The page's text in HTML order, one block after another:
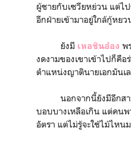
ผู้ชายกับเซวียหย่วน แต่ไ
อีกฝ่ายเข้ามาอยู่ใกล้กู้หยว
ยังมี เหอชินอ๋อง พ
งดงามของเขาเข้าไปก็คื
ตำแหน่งญาตินายเอกมันเ
นอกจากนี้ยังมีอีกสามสี่
บอบบางเหลือเกิน แต่คน
อัตรา แต่ไม่รู้จะใช้ไม้ไหน